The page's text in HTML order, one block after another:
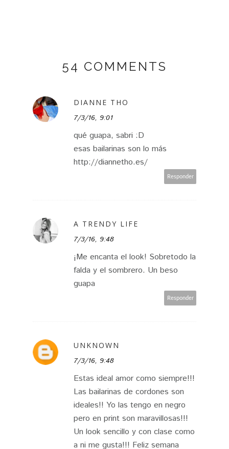
54 COMMENTS
DIANNE THO
7/3/16, 9:01
qué guapa, sabri :D
esas bailarinas son lo más
http://diannetho.es/
Responder
A TRENDY LIFE
7/3/16, 9:48
¡Me encanta el look! Sobretodo la
falda y el sombrero. Un beso
guapa
Responder
UNKNOWN
7/3/16, 9:48
Estas ideal amor como siempre!!!
Las bailarinas de cordones son
ideales!! Yo las tengo en negro
pero en print son maravillosas!!!
Un look sencillo y con clase como
a ni me gusta!!! Feliz semana